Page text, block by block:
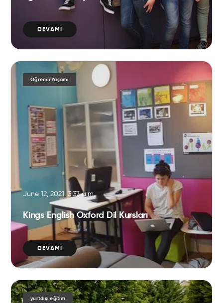
DEVAMI
Öğrenci Yaşamı
June 12, 2021, 3:37 a.m.
Kings English Oxford Dil Kursları
DEVAMI
yurtdışı eğitim